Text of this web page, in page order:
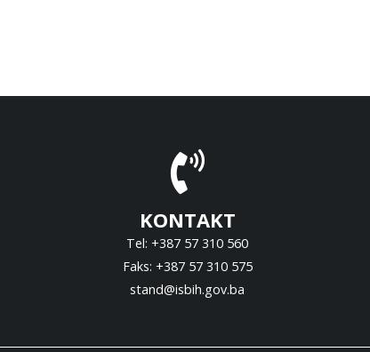
KONTAKT
Tel: +387 57 310 560
Faks: +387 57 310 575
stand@isbih.gov.ba